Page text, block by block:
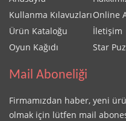
Kullanma KılavuzlarıOnline
Ürün Kataloğu
İletişim
Oyun Kağıdı
Star
Mail Aboneliği
Firmamızdan haber, yeni
olmak için lütfen mail